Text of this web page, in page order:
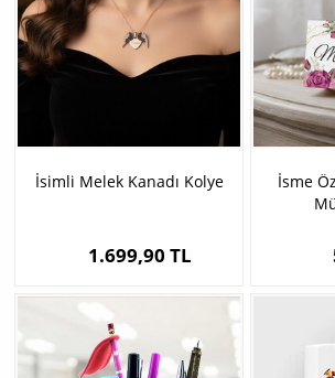
İsimli Melek Kanadı Kolye
1.699,90 TL
İsme